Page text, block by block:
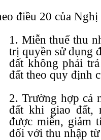
điều 20 của
1. Miễn thuế thu
trị quyền sử dụng
đất không phải
đất theo quy định
2. Trường hợp cá
đất khi giao đất,
được miễn, giảm
đối với thu nhập